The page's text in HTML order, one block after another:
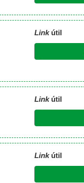
Linkútil
Linkútil
Linkútil